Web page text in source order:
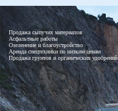
Продажа сыпучих материалов
Асфальтные работы
Озеленение и благоустройство
Аренда спецтехники по низким ценам
Продажа грунтов и органических удобрений